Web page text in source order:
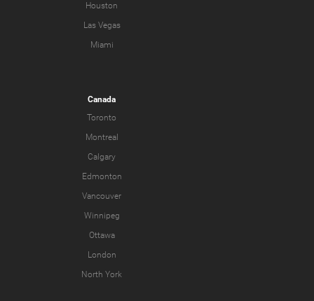
Houston
Las Vegas
Miami
Canada
Toronto
Montreal
Calgary
Edmonton
Vancouver
Winnipeg
Ottawa
London
North York